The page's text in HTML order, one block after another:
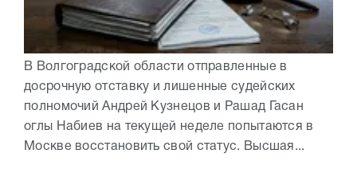
В Волгоградской области отправленные в
досрочную отставку и лишенные судейских
полномочий Андрей Кузнецов и Рашад Гасан
оглы Набиев на текущей неделе попытаются в
Москве восстановить свой статус. Высшая...